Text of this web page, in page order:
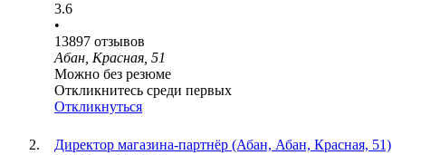
3.6
•
13897 отзывов
Абан, Красная, 51
Можно без резюме
Откликнитесь среди первых
Откликнуться
Директор магазина-партнёр (Абан, Абан, Красная, 51)